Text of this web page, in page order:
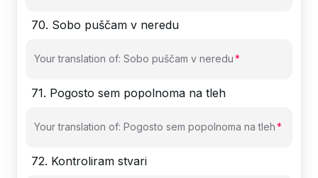
70. Sobo puščam v neredu
Your translation of: Sobo puščam v neredu
71. Pogosto sem popolnoma na tleh
Your translation of: Pogosto sem popolnoma na tleh
72. Kontroliram stvari